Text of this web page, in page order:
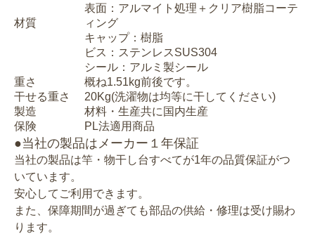
材質
表面：アルマイト処理＋クリア樹脂コーテ
ィング
キャップ：樹脂
ビス：ステンレスSUS304
シール：アルミ製シール
重さ
概ね1.51kg前後です。
干せる重さ
20Kg(洗濯物は均等に干してください)
製造
材料・生産共に国内生産
保険
PL法適用商品
●当社の製品はメーカー１年保証
当社の製品は竿・物干し台すべてが1年の品質保証がつ
いています。
安心してご利用できます。
また、保障期間が過ぎても部品の供給・修理は受け賜わ
ります。